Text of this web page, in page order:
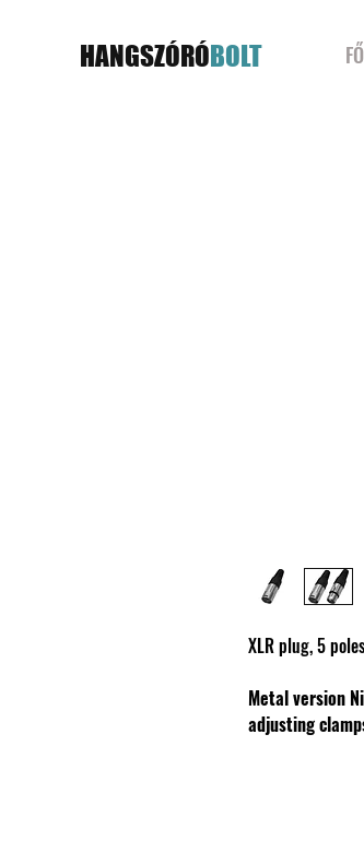
HANGSZÓRÓBOLT
XLR plug, 5 poles
Metal version
adjusting